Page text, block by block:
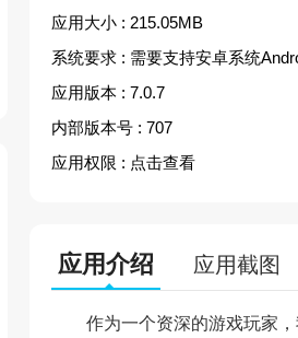
应用大小 : 215.05MB
系统要求 : 需要支持安卓系统
应用版本 : 7.0.7
内部版本号 : 707
应用权限 : 点击查看
应用介绍 应用截图
作为一个资深的游戏玩家